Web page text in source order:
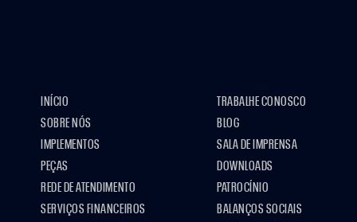
INÍCIO
SOBRE NÓS
IMPLEMENTOS
PEÇAS
REDE DE ATENDIMENTO
SERVIÇOS FINANCEIROS
TRABALHE CONOSCO
BLOG
SALA DE IMPRENSA
DOWNLOADS
PATROCÍNIO
BALANÇOS SOCIAIS